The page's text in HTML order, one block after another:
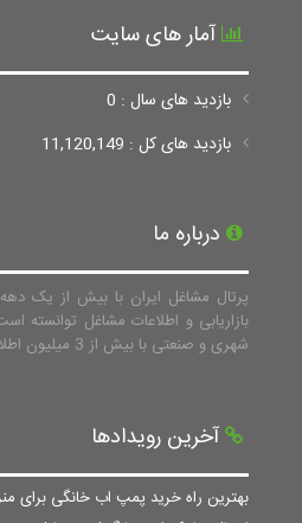
آمار های سایت
بازدید های سال : 0
بازدید های کل : 11,120,149
درباره ما
پرتال مشاغل ایران با بیش از یک دهه
بازاریابی و اطلاعات مشاغل توانسته
شهری و صنعتی با بیش از 3 میلیون اطلاعات جمع آوری نماید.
آخرین رویدادها
بهترین راه خرید پمپ اب خانگی برای